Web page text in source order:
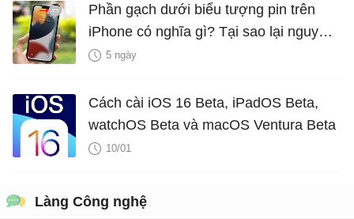
Phần gạch dưới biểu tượng pin trên
iPhone có nghĩa gì? Tại sao lại nguy
hiểm?
5 ngày
Cách cài iOS 16 Beta, iPadOS Beta,
watchOS Beta và macOS Ventura Beta
10/01
Làng Công nghệ